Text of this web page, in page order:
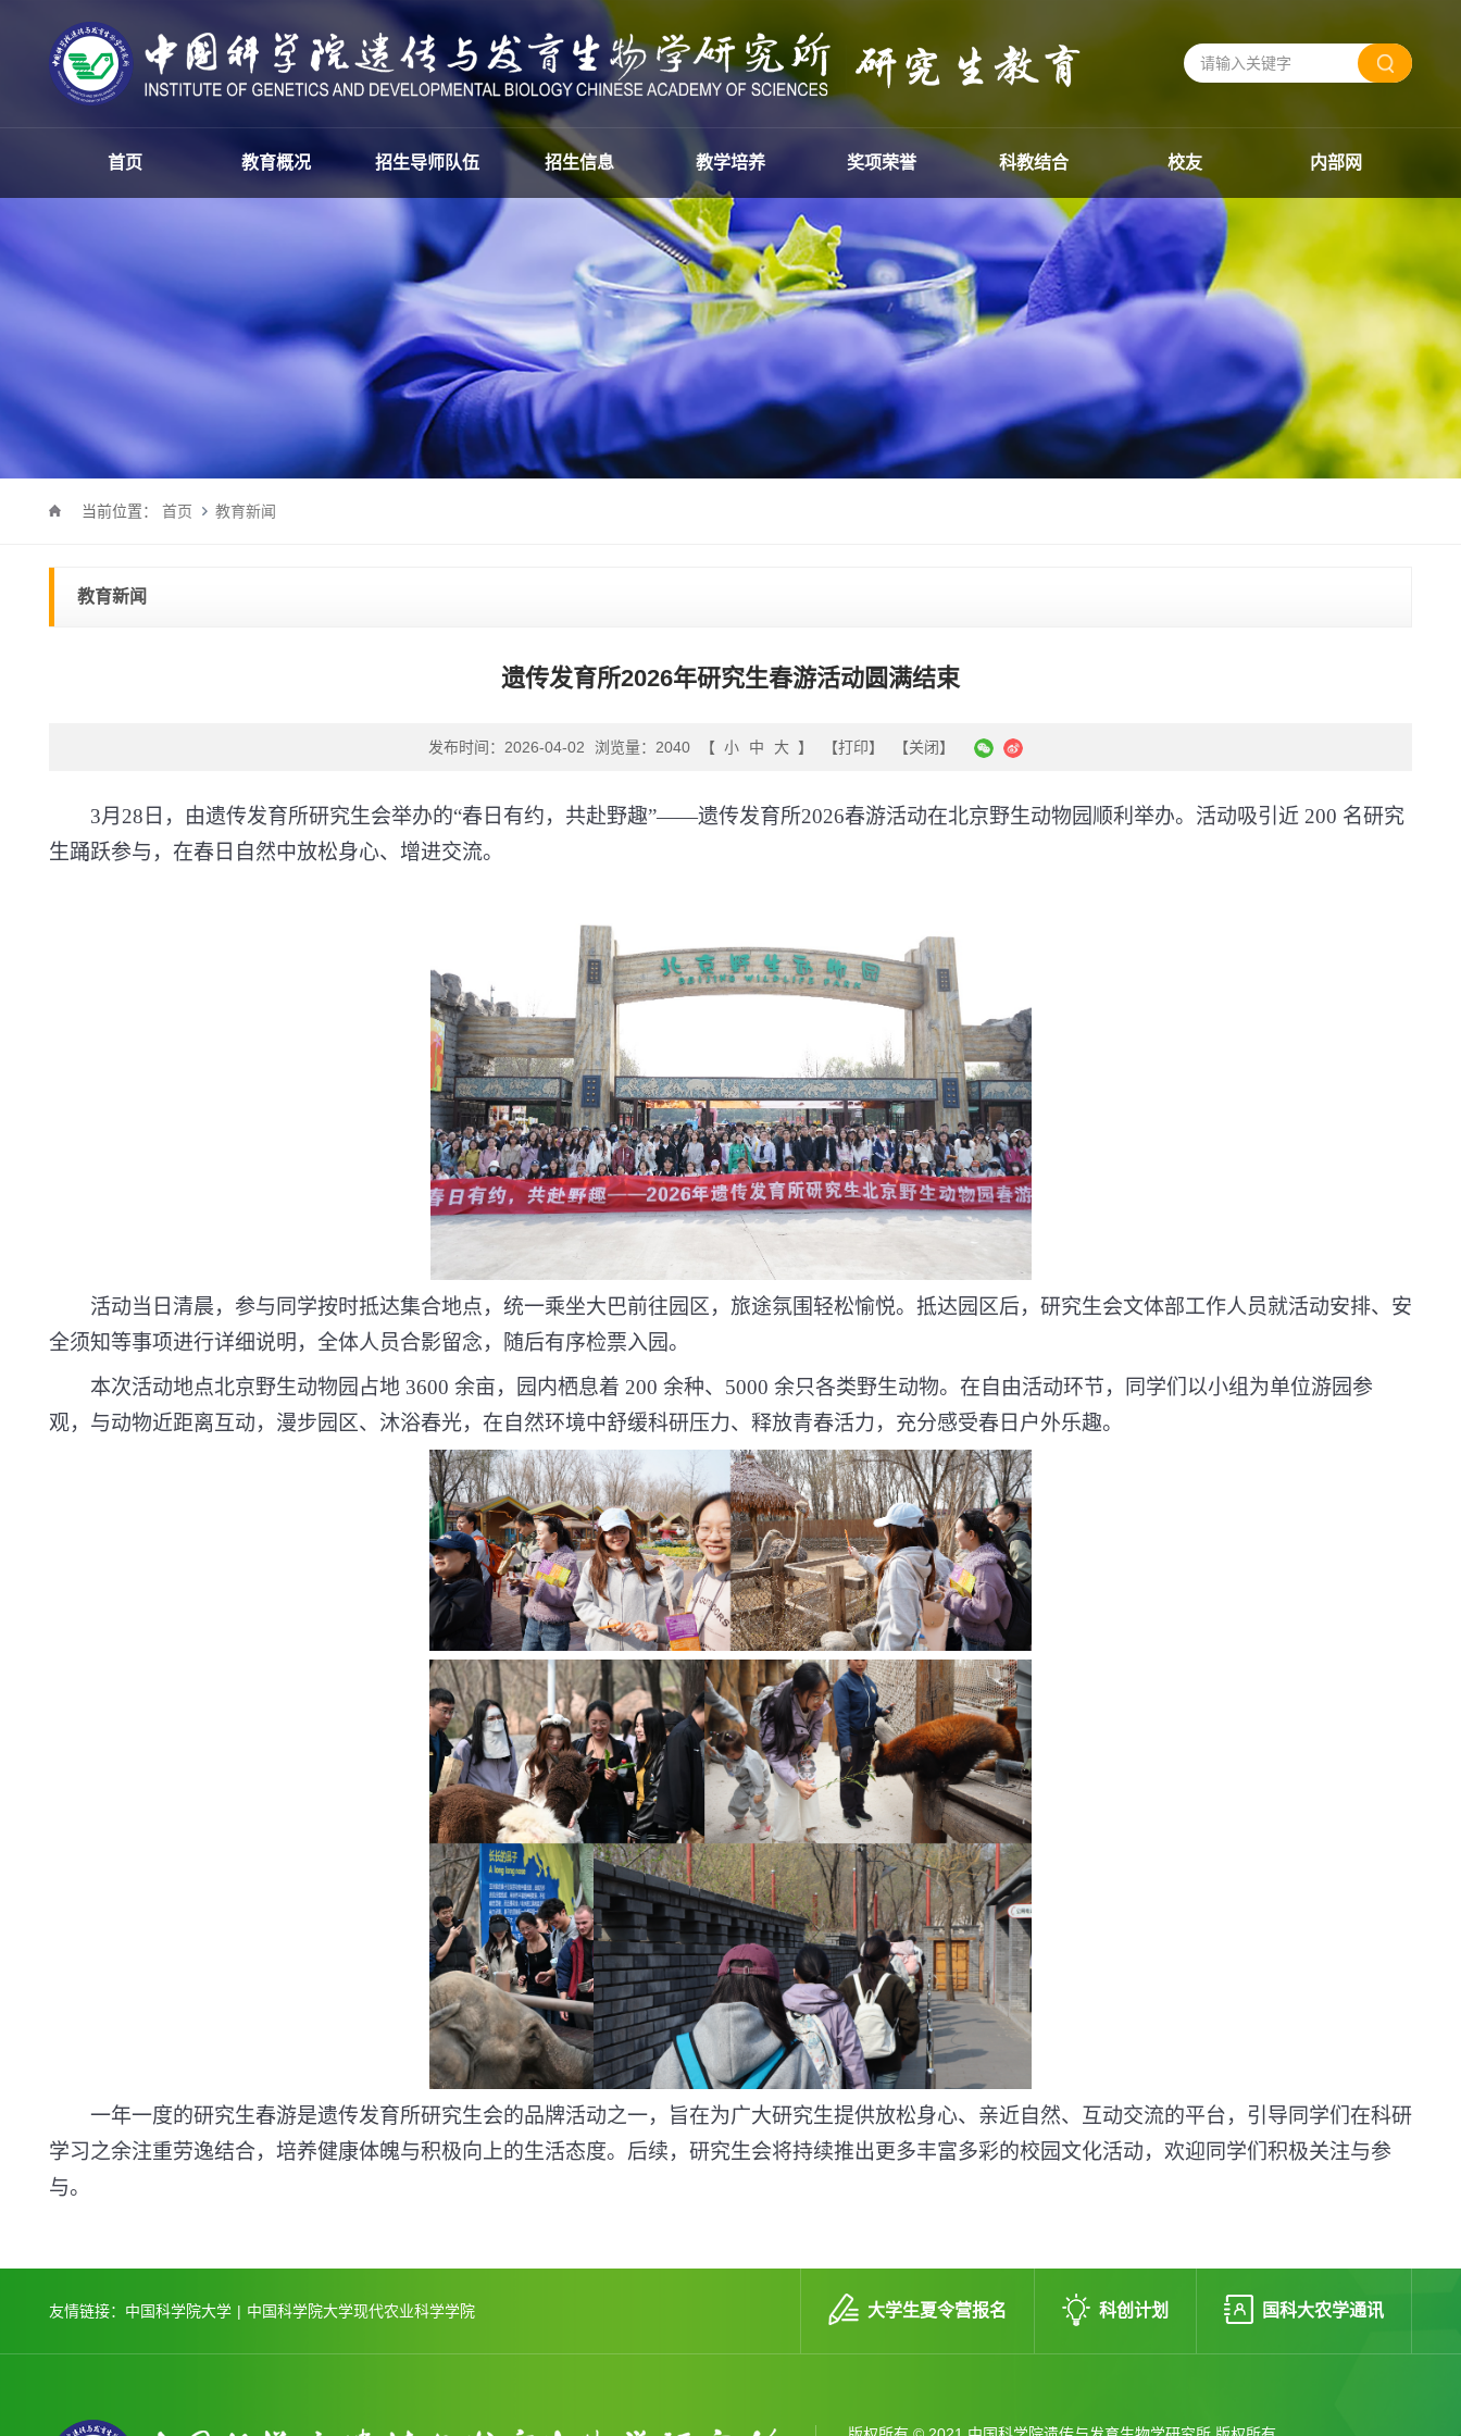
首页 教育概况 招生导师队伍 招生信息 教学培养 奖项荣誉 科教结合 校友 内部网
当前位置： 首页 教育新闻
教育新闻
遗传发育所2026年研究生春游活动圆满结束
发布时间：2026-04-02 浏览量：2040 【 小 中 大】 【打印】 【关闭】
3月 28 日，由遗传发育所研究生会举办的“春日有约，共赴野趣”——遗传发育所2026春游活动在北京野生动物园顺利举办。活动吸引近 200 名研究
生踊跃参与，在春日自然中放松身心、增进交流。
活动当日清晨，参与同学按时抵达集合地点，统一乘坐大巴前往园区，旅途氛围轻松愉悦。抵达园区后，研究生会文体部工作人员就活动安排、安
全须知等事项进行详细说明，全体人员合影留念，随后有序检票入园。
本次活动地点北京野生动物园占地 3600 余亩，园内栖息着 200 余种、 5000 余只各类野生动物。在自由活动环节，同学们以小组为单位游园参
观，与动物近距离互动，漫步园区、沐浴春光，在自然环境中舒缓科研压力、释放青春活力，充分感受春日户外乐趣。
一年一度的研究生春游是遗传发育所研究生会的品牌活动之一，旨在为广大研究生提供放松身心、亲近自然、互动交流的平台，引导同学们在科研
学习之余注重劳逸结合，培养健康体魄与积极向上的生活态度。后续，研究生会将持续推出更多丰富多彩的校园文化活动，欢迎同学们积极关注与参
与。
友情链接： 中国科学院大学 | 中国科学院大学现代农业科学学院 大学生夏令营报名 科创计划 国科大农学通讯